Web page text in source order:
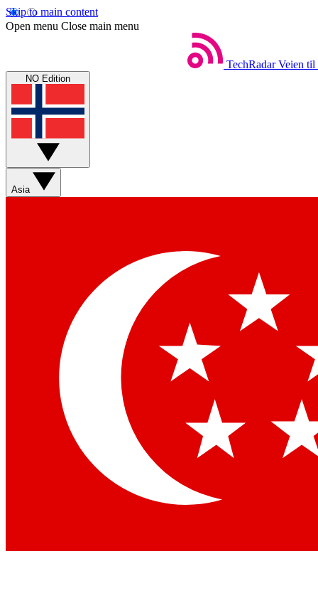
Skip to main content
Open menu Close main menu
TechRadar Veien til
NO Edition
Asia